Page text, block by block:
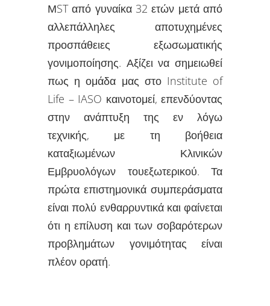
ΜST από γυναίκα 32 ετών μετά από
αλλεπάλληλες αποτυχημένες
προσπάθειες εξωσωματικής
γονιμοποίησης. Αξίζει να σημειωθεί
πως η ομάδα μας στο Institute of
Life – IASO καινοτομεί, επενδύοντας
στην ανάπτυξη της εν λόγω
τεχνικής, με τη βοήθεια
καταξιωμένων Κλινικών
Εμβρυολόγων τουεξωτερικού. Τα
πρώτα επιστημονικά συμπεράσματα
είναι πολύ ενθαρρυντικά και φαίνεται
ότι η επίλυση και των σοβαρότερων
προβλημάτων γονιμότητας είναι
πλέον ορατή.